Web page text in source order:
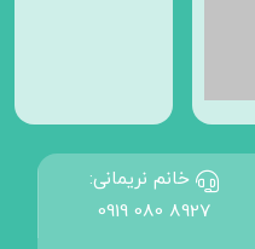
خانم نریمانی:
0919 080 8927